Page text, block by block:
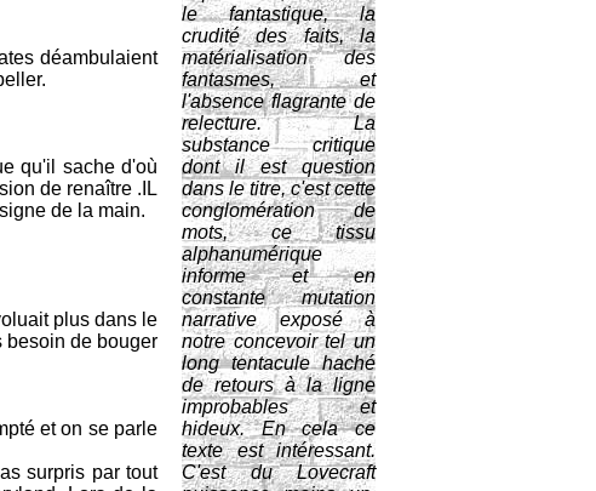
le fantastique, la
crudité des faits, la
matérialisation des
fantasmes, et
l'absence flagrante de
relecture. La
substance critique
dont il est question
dans le titre, c'est cette
conglomération de
mots, ce tissu
alphanumérique
informe et en
constante mutation
narrative exposé à
notre concevoir tel un
long tentacule haché
de retours à la ligne
improbables et
hideux. En cela ce
texte est intéressant.
C'est du Lovecraft
déambulaient
qu'il sache d'où
de renaître .IL
de la main.
plus dans le
besoin de bouger
et on se parle
surpris par tout